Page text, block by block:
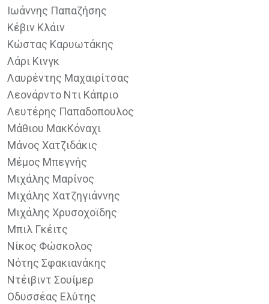
Ιωάννης Παπαζήσης
Κέβιν Κλάιν
Κώστας Καρυωτάκης
Λάρι Κινγκ
Λαυρέντης Μαχαιρίτσας
Λεονάρντο Ντι Κάπριο
Λευτέρης Παπαδοπουλος
Μάθιου ΜακΚόναχι
Μάνος Χατζιδάκις
Μέμος Μπεγνής
Μιχάλης Μαρίνος
Μιχάλης Χατζηγιάννης
Μιχάλης Χρυσοχοϊδης
Μπιλ Γκέιτς
Νίκος Φώσκολος
Νότης Σφακιανάκης
Ντέιβιντ Σουίμερ
Οδυσσέας Ελύτης